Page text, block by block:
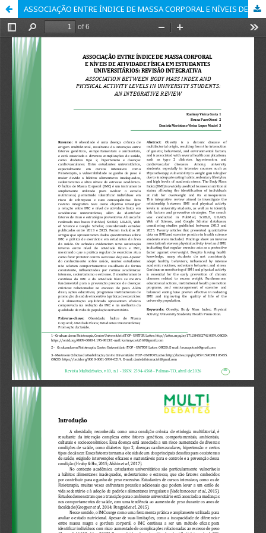
ASSOCIAÇÃO ENTRE ÍNDICE DE MASSA CORPORAL E NÍVEIS DE ATIVIDADE FÍSICA EM ESTUDANTES UNIVERSITÁRIOS